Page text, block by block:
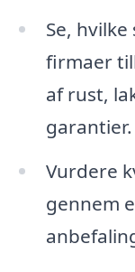
Se,
firmaer
af rust,
garantier.
Vurdere
gennem